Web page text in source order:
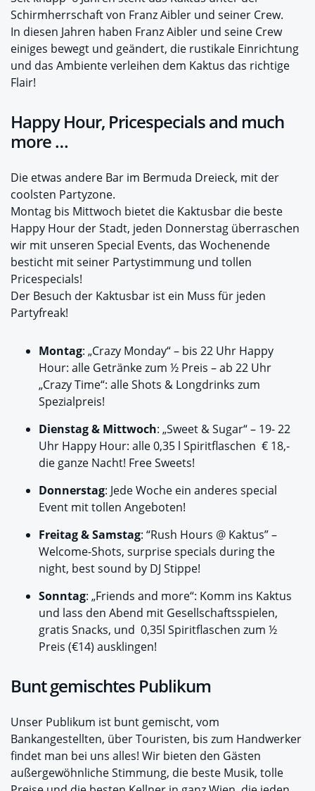
Schirmherrschaft von Franz Aibler und seiner Crew.
In diesen Jahren haben Franz Aibler und seine Crew
einiges bewegt und geändert, die rustikale Einrichtung
und das Ambiente verleihen dem Kaktus das richtige
Flair!
Happy Hour, Pricespecials and much
more …
Die etwas andere Bar im Bermuda Dreieck, mit der
coolsten Partyzone.
Montag bis Mittwoch bietet die Kaktusbar die beste
Happy Hour der Stadt, jeden Donnerstag überraschen
wir mit unseren Special Events, das Wochenende
besticht mit seiner Partystimmung und tollen
Pricespecials!
Der Besuch der Kaktusbar ist ein Muss für jeden
Partyfreak!
Montag: „Crazy Monday“ – bis 22 Uhr Happy
Hour: alle Getränke zum ½ Preis – ab 22 Uhr
„Crazy Time“: alle Shots & Longdrinks zum
Spezialpreis!
Dienstag & Mittwoch: „Sweet & Sugar“ – 19- 22
Uhr Happy Hour: alle 0,35 l Spiritflaschen € 18,-
die ganze Nacht! Free Sweets!
Donnerstag: Jede Woche ein anderes special
Event mit tollen Angeboten!
Freitag & Samstag: “Rush Hours @ Kaktus” –
Welcome-Shots, surprise specials during the
night, best sound by DJ Stippe!
Sonntag: „Friends and more“: Komm ins Kaktus
und lass den Abend mit Gesellschaftsspielen,
gratis Snacks, und 0,35l Spiritflaschen zum ½
Preis (€14) ausklingen!
Bunt gemischtes Publikum
Unser Publikum ist bunt gemischt, vom
Bankangestellten, über Touristen, bis zum Handwerker
findet man bei uns alles! Wir bieten den Gästen
außergewöhnliche Stimmung, die beste Musik, tolle